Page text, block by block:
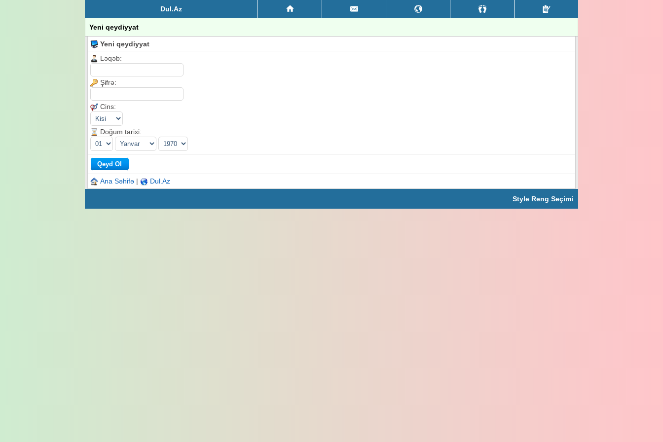
Dul.Az
Yeni qeydiyyat
Yeni qeydiyyat
Ləqəb:
Şifrə:
Cins:
Doğum tarixi:
Ana Səhifə | Dul.Az
Style Rəng Seçimi